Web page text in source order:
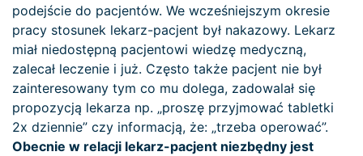
podejście do pacjentów. We wcześniejszym okresie
pracy stosunek lekarz-pacjent był nakazowy. Lekarz
miał niedostępną pacjentowi wiedzę medyczną,
zalecał leczenie i już. Często także pacjent nie był
zainteresowany tym co mu dolega, zadowalał się
propozycją lekarza np. „proszę przyjmować tabletki
2x dziennie” czy informacją, że: „trzeba operować”.
Obecnie w relacji lekarz-pacjent niezbędny jest